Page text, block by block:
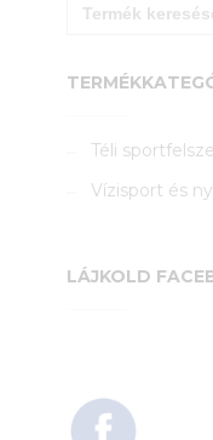
for:
Téli
Vízisport és
LÁJKOLD